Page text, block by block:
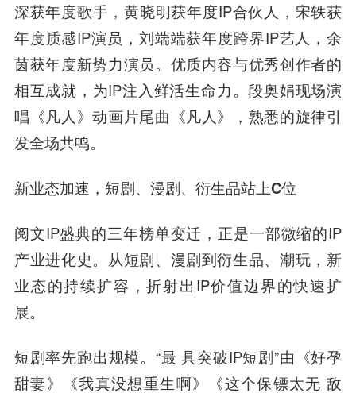
深获年度歌手，黄晓明获年度IP合伙人，宋轶获
年度质感IP演员，刘端端获年度跨界IP艺人，余
茵获年度新势力演员。优质内容与优秀创作者的
相互成就，为IP注入鲜活生命力。段奥娟现场演
唱《凡人》动画片尾曲《凡人》，熟悉的旋律引
发全场共鸣。
新业态加速，短剧、漫剧、衍生品站上C位
阅文IP盛典的三年榜单变迁，正是一部微缩的IP
产业进化史。从短剧、漫剧到衍生品、潮玩，新
业态的持续扩容，折射出IP价值边界的快速扩
展。
短剧率先跑出规模。“最 具突破IP短剧”由《好孕
甜妻》《我真没想重生啊》《这个保镖太无 敌